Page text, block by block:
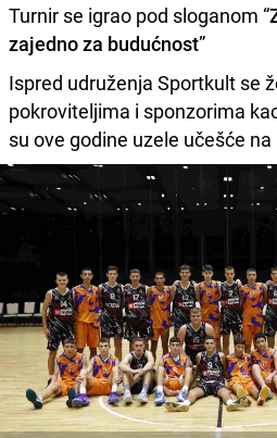
Turnir se igrao pod sloganom “
zajedno za budućnost”
Ispred udruženja Sportkult se
pokroviteljima i sponzorima
su ove godine uzele učešće